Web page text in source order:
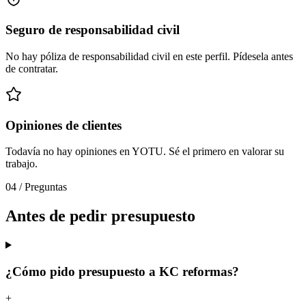
Seguro de responsabilidad civil
No hay póliza de responsabilidad civil en este perfil. Pídesela antes
de contratar.
Opiniones de clientes
Todavía no hay opiniones en YOTU. Sé el primero en valorar su
trabajo.
04 /Preguntas
Antes de pedir presupuesto
¿Cómo pido presupuesto a KC reformas?
+